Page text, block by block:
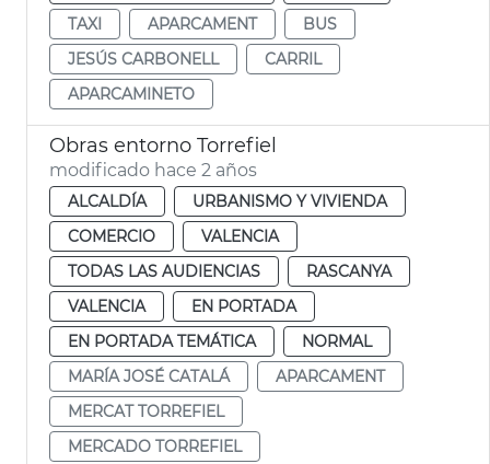
TAXI
APARCAMENT
BUS
JESÚS CARBONELL
CARRIL
APARCAMINETO
Obras entorno Torrefiel
modificado hace 2 años
ALCALDÍA
URBANISMO Y VIVIENDA
COMERCIO
VALENCIA
TODAS LAS AUDIENCIAS
RASCANYA
VALENCIA
EN PORTADA
EN PORTADA TEMÁTICA
NORMAL
MARÍA JOSÉ CATALÁ
APARCAMENT
MERCAT TORREFIEL
MERCADO TORREFIEL